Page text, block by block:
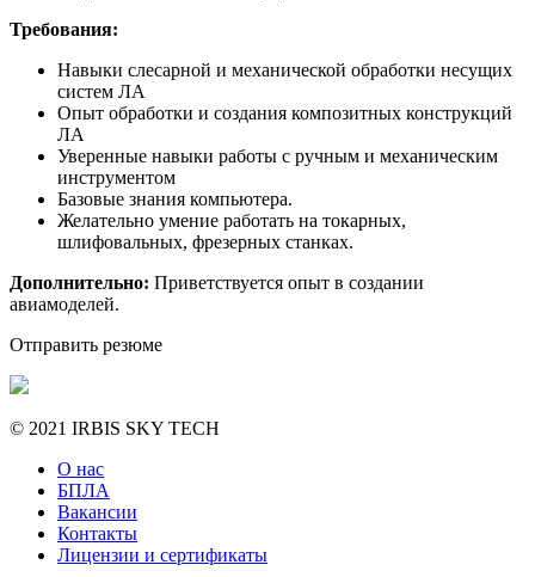
Требования:
Навыки слесарной и механической обработки несущих
систем ЛА
Опыт обработки и создания композитных конструкций
ЛА
Уверенные навыки работы с ручным и механическим
инструментом
Базовые знания компьютера.
Желательно умение работать на токарных,
шлифовальных, фрезерных станках.
Дополнительно: Приветствуется опыт в создании
авиамоделей.
Отправить резюме
© 2021 IRBIS SKY TECH
О нас
БПЛА
Вакансии
Контакты
Лицензии и сертификаты